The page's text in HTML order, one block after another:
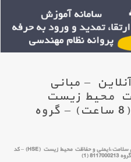
– مبانی
محیط زیست
(HSE) – کد 811/7 – (8 ساعت) – گروه
آزمون نهایی – کلاس آنلاین – مبانی سلامت،ایمنی و حفاظت محیط زیست (HSE) – کد